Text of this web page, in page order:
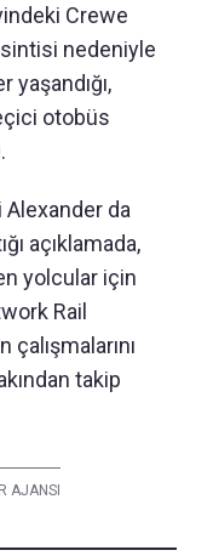
Crewe
nedeniyle
yaşandığı,
otobüs
Alexander da
açıklamada,
yolcular için
Rail
takip
AJANSI